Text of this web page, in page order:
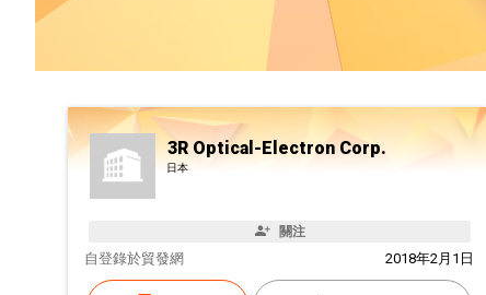
3R Optical-Electron Corp.
日本
關注
自 2018年2月1日
登錄於貿發網